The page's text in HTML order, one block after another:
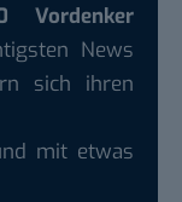
Vordenker
News
sich ihren
mit etwas